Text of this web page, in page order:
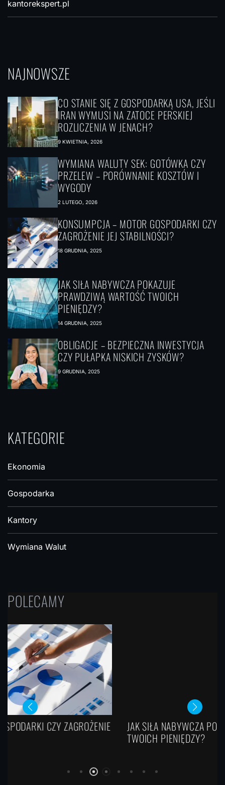
kantorekspert.pl
NAJNOWSZE
CO STANIE SIĘ Z GOSPODARKĄ USA, JEŚLI
IRAN WYMUSI NA ZATOCE PERSKIEJ
ROZLICZENIA W JENACH?
9 KWIETNIA, 2026
WYMIANA WALUTY SEK: GOTÓWKA CZY
PRZELEW – PORÓWNANIE KOSZTÓW I
WYGODY
2 LUTEGO, 2026
KONSUMPCJA – MOTOR GOSPODARKI CZY
ZAGROŻENIE JEJ STABILNOŚCI?
18 GRUDNIA, 2025
JAK SIŁA NABYWCZA POKAZUJE
PRAWDZIWĄ WARTOŚĆ TWOICH
PIENIĘDZY?
14 GRUDNIA, 2025
OBLIGACJE – BEZPIECZNA INWESTYCJA
CZY PUŁAPKA NISKICH ZYSKÓW?
9 GRUDNIA, 2025
KATEGORIE
Ekonomia
Gospodarka
Kantory
Wymiana Walut
POLECAMY
JAK SIŁA NABYWCZA POKAZUJE PRAWDZIWĄ WARTOŚĆ